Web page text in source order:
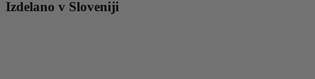
Izdelano v Sloveniji